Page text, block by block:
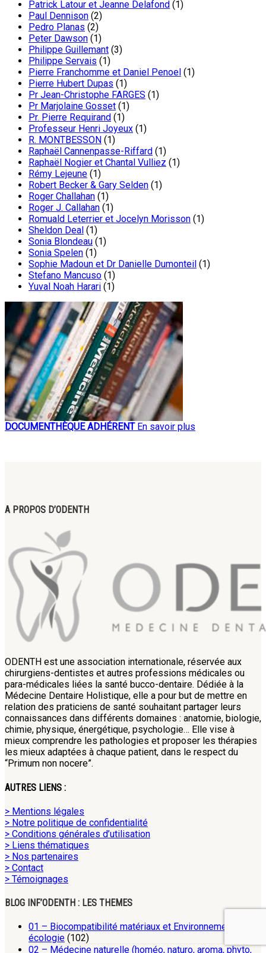
Patrick Latour et Jeanne Delafond (1)
Paul Dennison (2)
Pedro Planas (2)
Peter Dawson (1)
Philippe Guillemant (3)
Philippe Servais (1)
Pierre Franchomme et Daniel Penoel (1)
Pierre Hubert Dupas (1)
Pr Jean-Christophe FARGES (1)
Pr Marjolaine Gosset (1)
Pr. Pierre Requirand (1)
Professeur Henri Joyeux (1)
R. MONTBESSON (1)
Raphaël Cannenpasse-Riffard (1)
Raphaël Nogier et Chantal Vulliez (1)
Rémy Lejeune (1)
Robert Becker & Gary Selden (1)
Roger Challahan (1)
Roger J. Callahan (1)
Romuald Leterrier et Jocelyn Morisson (1)
Sheldon Deal (1)
Sonia Blondeau (1)
Sonia Spelen (1)
Sophie Madoun et Dr Danielle Dumonteil (1)
Stefano Mancuso (1)
Yuval Noah Harari (1)
DOCUMENTHÈQUE ADHÉRENT En savoir plus
A PROPOS D’ODENTH
ODENTH est une association internationale, réservée aux
chirurgiens-dentistes et autres professions médicales ou
para-médicales liées la santé bucco-dentaire. Dédiée à la
Médecine Dentaire Holistique, elle a pour but de mettre en
relation des praticiens de santé souhaitant partager leurs
connaissances dans différents domaines : anatomie, biologie,
chimie, physique, énergétique, psychologie… Elle vise à
mieux comprendre les pathologies et proposer les thérapies
les mieux adaptées à chaque patient, dans le respect du
“Primum non nocere”.
AUTRES LIENS :
> Mentions légales
> Notre politique de confidentialité
> Conditions générales d’utilisation
> Liens thématiques
> Nos partenaires
> Contact
> Témoignages
BLOG INF’ODENTH : LES THEMES
01 – Biocompatibilité matériaux et Environnement,
écologie (102)
02 – Médecine naturelle (homéo, naturo, aroma, phyto,